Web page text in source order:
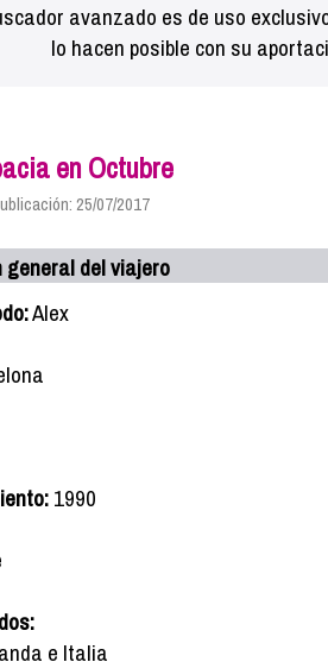
avanzado es de uso
lo hacen posible con su
en Octubre
25/07/2017
general del viajero
Alex
1990
e Italia